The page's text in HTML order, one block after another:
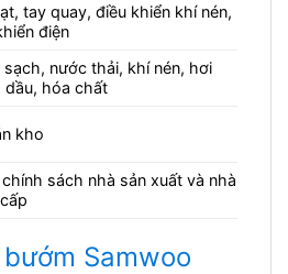
tay quay, điều khiển khí nén,
điện
sạch, nước thải, khí nén, hơi
dầu, hóa chất
kho
sách nhà sản xuất và nhà
Samwoo